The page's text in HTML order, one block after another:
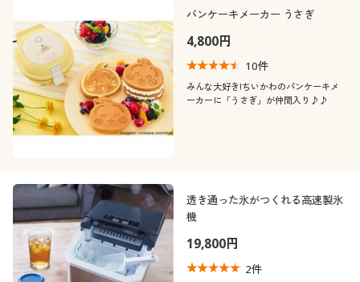
パンケーキメーカー うさぎ
4,800円
10件
みんな大好き!ちいかわのパンケーキメ
ーカーに「うさぎ」が仲間入り♪♪
透き通った氷がつくれる高速製氷
機
19,800円
2件